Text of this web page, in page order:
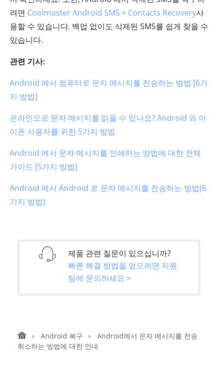
려면 Coolmuster Android SMS + Contacts Recovery사
용할 수 있습니다. 백업 없이도 삭제된 SMS를 쉽게 찾을 수
있습니다.
관련 기사:
Android 에서 컴퓨터로 문자 메시지를 전송하는 방법 [6가
지 방법]
온라인으로 문자 메시지를 읽을 수 있나요? Android 와 아
이폰 사용자를 위한 5가지 방법
Android 에서 문자 메시지를 인쇄하는 방법에 대한 전체
가이드 [5가지 방법]
Android 에서 Android 로 문자 메시지를 전송하는 방법(6
가지 방법)
제품 관련 질문이 있으십니까?
빠른 해결 방법을 얻으려면 지원
팀에 문의하세요 >
Android 복구
Android에서 문자 메시지를 전송
취소하는 방법에 대한 안내